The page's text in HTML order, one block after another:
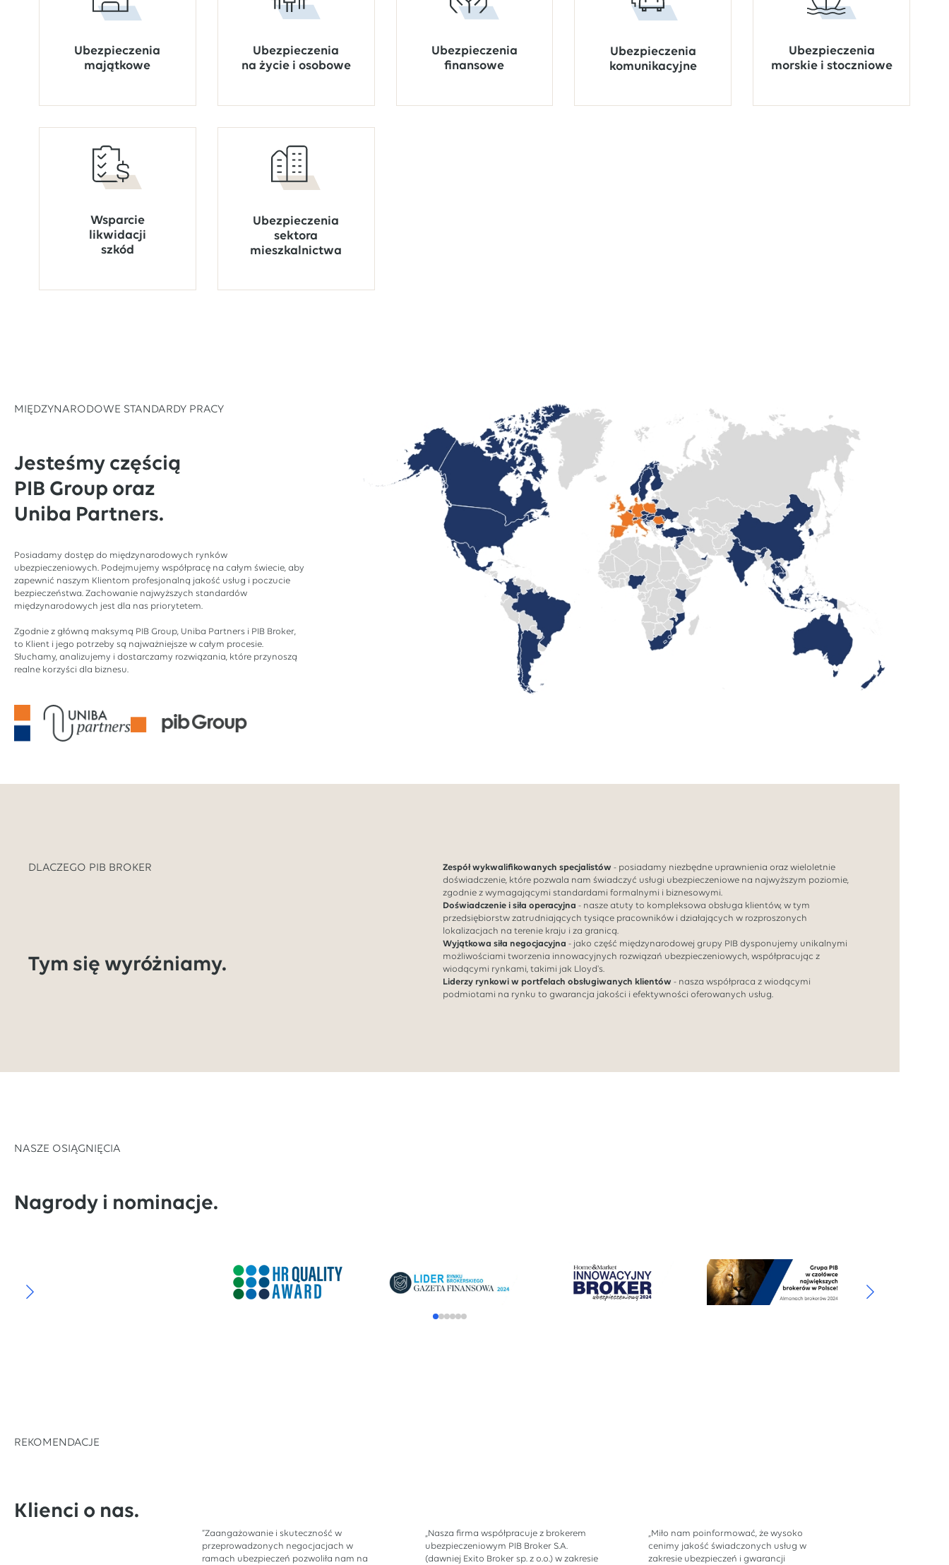
Ubezpieczenia
majątkowe
Ubezpieczenia
na życie i osobowe
Ubezpieczenia
finansowe
Ubezpieczenia
komunikacyjne
Ubezpieczenia
morskie i stoczniowe
Wsparcie
likwidacji
szkód
Ubezpieczenia
sektora
mieszkalnictwa
MIĘDZYNARODOWE STANDARDY PRACY
Jesteśmy częścią
PIB Group oraz
Uniba Partners.
Posiadamy dostęp do międzynarodowych rynków
ubezpieczeniowych. Podejmujemy współpracę na całym świecie, aby
zapewnić naszym Klientom profesjonalną jakość usług i poczucie
bezpieczeństwa. Zachowanie najwyższych standardów
międzynarodowych jest dla nas priorytetem.
Zgodnie z główną maksymą PIB Group, Uniba Partners i PIB Broker,
to Klient i jego potrzeby są najważniejsze w całym procesie.
Słuchamy, analizujemy i dostarczamy rozwiązania, które przynoszą
realne korzyści dla biznesu.
DLACZEGO PIB BROKER
Tym się wyróżniamy.
Zespół wykwalifikowanych specjalistów - posiadamy niezbędne uprawnienia oraz wieloletnie
doświadczenie, które pozwala nam świadczyć usługi ubezpieczeniowe na najwyższym poziomie,
zgodnie z wymagającymi standardami formalnymi i biznesowymi.
Doświadczenie i siła operacyjna - nasze atuty to kompleksowa obsługa klientów, w tym
przedsiębiorstw zatrudniających tysiące pracowników i działających w rozproszonych
lokalizacjach na terenie kraju i za granicą.
Wyjątkowa siła negocjacyjna - jako część międzynarodowej grupy PIB dysponujemy unikalnymi
możliwościami tworzenia innowacyjnych rozwiązań ubezpieczeniowych, współpracując z
wiodącymi rynkami, takimi jak Lloyd's.
Liderzy rynkowi w portfelach obsługiwanych klientów - nasza współpraca z wiodącymi
podmiotami na rynku to gwarancja jakości i efektywności oferowanych usług.
NASZE OSIĄGNIĘCIA
Nagrody i nominacje.
REKOMENDACJE
Klienci o nas.
“Zaangażowanie i skuteczność w
przeprowadzonych negocjacjach w
ramach ubezpieczeń pozwoliła nam na
„Nasza firma współpracuje z brokerem
ubezpieczeniowym PIB Broker S.A.
(dawniej Exito Broker sp. z o.o.) w zakresie
„Miło nam poinformować, że wysoko
cenimy jakość świadczonych usług w
zakresie ubezpieczeń i gwarancji